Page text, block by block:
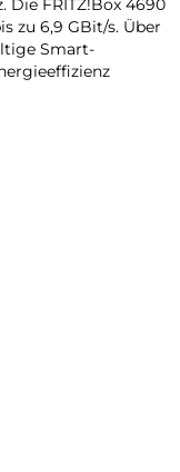
Die FRITZ!Box 4690
zu 6,9 GBit/s. Über
Smart-